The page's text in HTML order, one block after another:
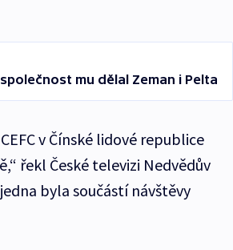
mu dělal Zeman i Pelta
v Čínské lidové republice
řekl České televizi Nedvědův
byla součástí návštěvy